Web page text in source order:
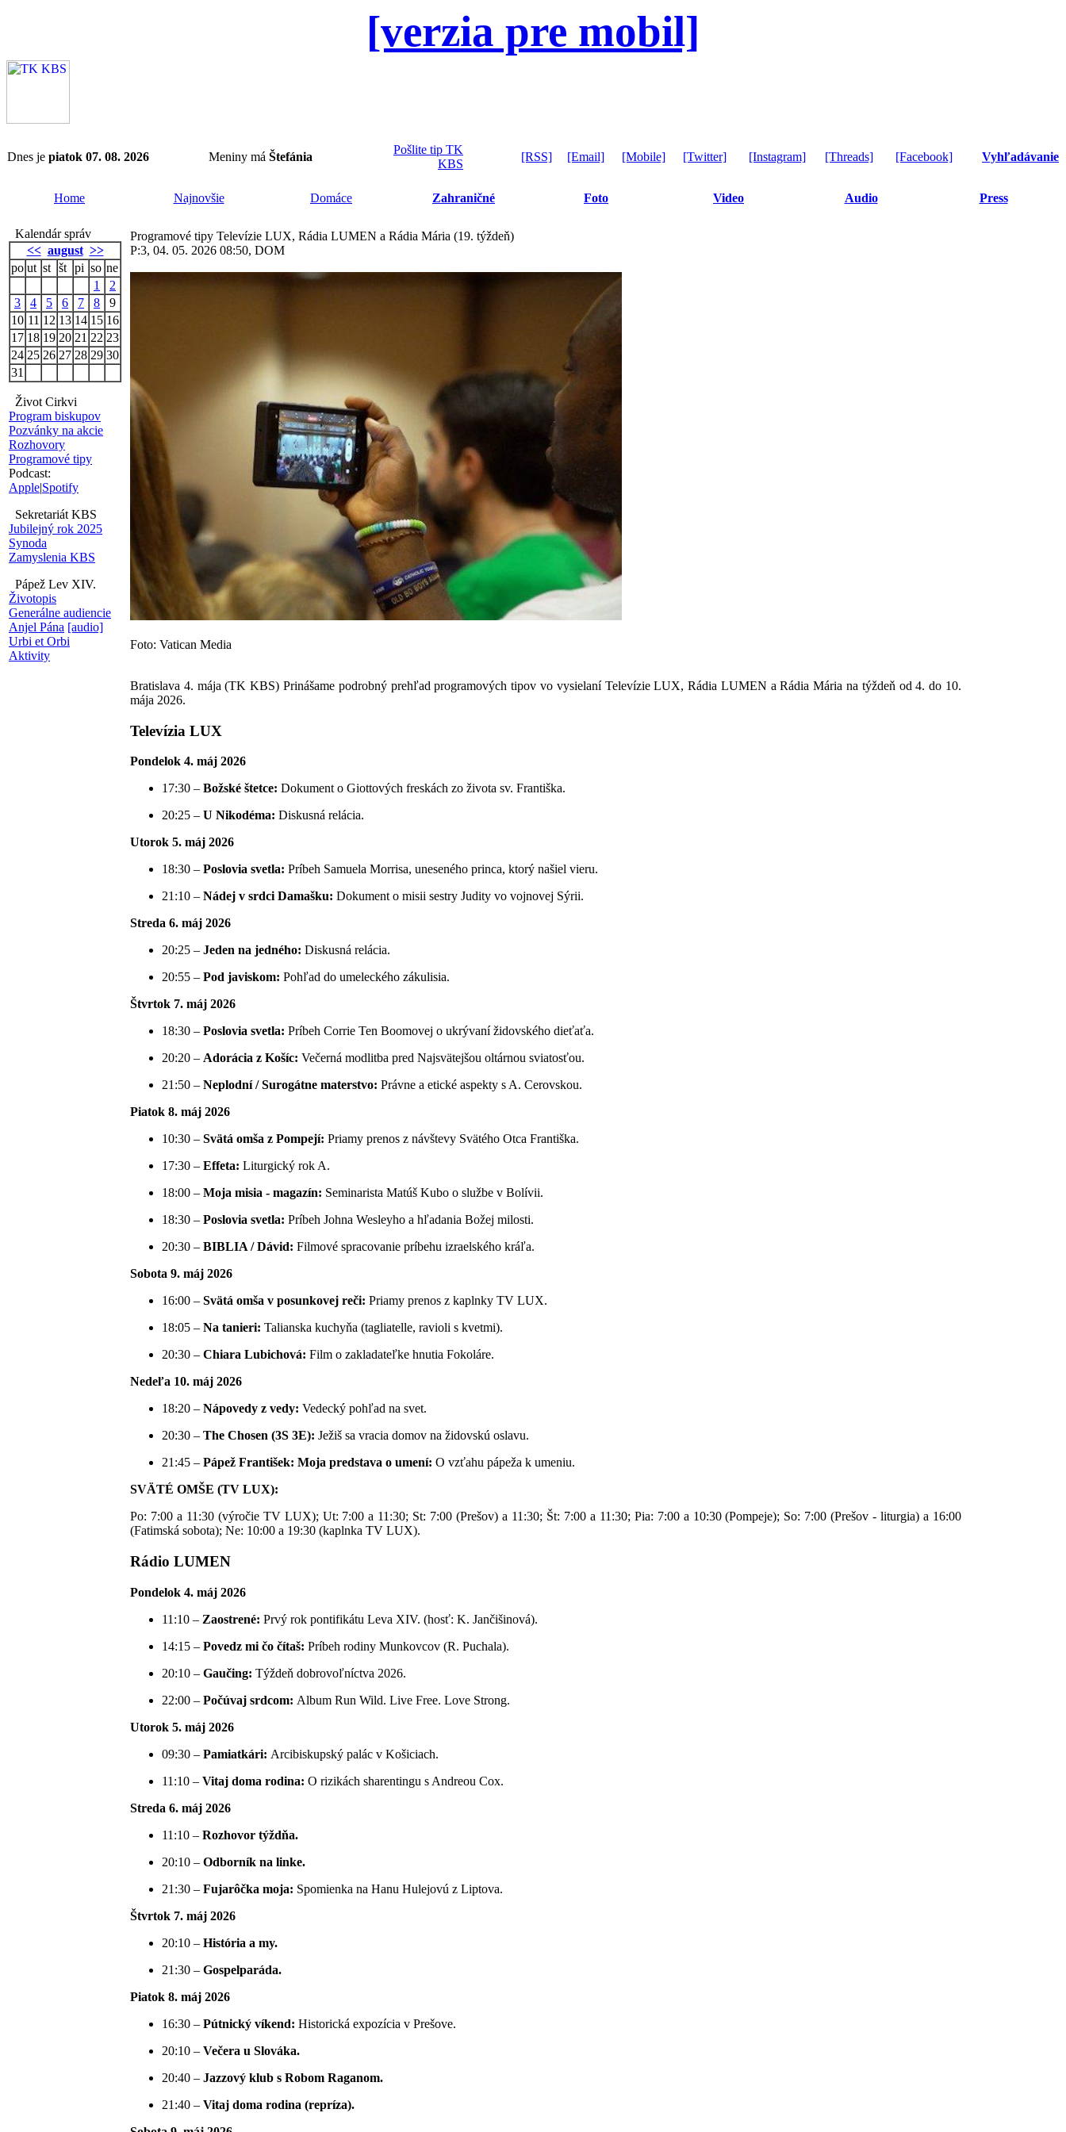
[verzia pre mobil]
Dnes je piatok 07. 08. 2026 Meniny má Štefánia
Pošlite tip TK
KBS
[RSS] [Email] [Mobile] [Twitter] [Instagram] [Threads] [Facebook] Vyhľadávanie
Home Najnovšie Domáce Zahraničné Foto Video Audio Press
Kalendár správ
<< august >>
po ut st št pi so ne
1
2
3
4 5 6 7 8
9
10 11 12 13 14 15 16
17 18 19 20 21 22 23
24 25 26 27 28 29 30
31
Život Cirkvi
Program biskupov
Pozvánky na akcie
Rozhovory
Programové tipy
Podcast:
Apple|Spotify
Sekretariát KBS
Jubilejný rok 2025
Synoda
Zamyslenia KBS
Pápež Lev XIV.
Životopis
Generálne audiencie
Anjel Pána [audio]
Urbi et Orbi
Aktivity
Programové tipy Televízie LUX, Rádia LUMEN a Rádia Mária (19. týždeň)
P:3, 04. 05. 2026 08:50, DOM
Foto: Vatican Media
Bratislava 4. mája (TK KBS) Prinášame podrobný prehľad programových tipov vo vysielaní Televízie LUX, Rádia LUMEN a Rádia Mária na týždeň od 4. do 10.
mája 2026.
Televízia LUX
Pondelok 4. máj 2026
17:30 – Božské štetce: Dokument o Giottových freskách zo života sv. Františka.
20:25 – U Nikodéma: Diskusná relácia.
Utorok 5. máj 2026
18:30 – Poslovia svetla: Príbeh Samuela Morrisa, uneseného princa, ktorý našiel vieru.
21:10 – Nádej v srdci Damašku: Dokument o misii sestry Judity vo vojnovej Sýrii.
Streda 6. máj 2026
20:25 – Jeden na jedného: Diskusná relácia.
20:55 – Pod javiskom: Pohľad do umeleckého zákulisia.
Štvrtok 7. máj 2026
18:30 – Poslovia svetla: Príbeh Corrie Ten Boomovej o ukrývaní židovského dieťaťa.
20:20 – Adorácia z Košíc: Večerná modlitba pred Najsvätejšou oltárnou sviatosťou.
21:50 – Neplodní / Surogátne materstvo: Právne a etické aspekty s A. Cerovskou.
Piatok 8. máj 2026
10:30 – Svätá omša z Pompejí: Priamy prenos z návštevy Svätého Otca Františka.
17:30 – Effeta: Liturgický rok A.
18:00 – Moja misia - magazín: Seminarista Matúš Kubo o službe v Bolívii.
18:30 – Poslovia svetla: Príbeh Johna Wesleyho a hľadania Božej milosti.
20:30 – BIBLIA / Dávid: Filmové spracovanie príbehu izraelského kráľa.
Sobota 9. máj 2026
16:00 – Svätá omša v posunkovej reči: Priamy prenos z kaplnky TV LUX.
18:05 – Na tanieri: Talianska kuchyňa (tagliatelle, ravioli s kvetmi).
20:30 – Chiara Lubichová: Film o zakladateľke hnutia Fokoláre.
Nedeľa 10. máj 2026
18:20 – Nápovedy z vedy: Vedecký pohľad na svet.
20:30 – The Chosen (3S 3E): Ježiš sa vracia domov na židovskú oslavu.
21:45 – Pápež František: Moja predstava o umení: O vzťahu pápeža k umeniu.
SVÄTÉ OMŠE (TV LUX):
Po: 7:00 a 11:30 (výročie TV LUX); Ut: 7:00 a 11:30; St: 7:00 (Prešov) a 11:30; Št: 7:00 a 11:30; Pia: 7:00 a 10:30 (Pompeje); So: 7:00 (Prešov - liturgia) a 16:00
(Fatimská sobota); Ne: 10:00 a 19:30 (kaplnka TV LUX).
Rádio LUMEN
Pondelok 4. máj 2026
11:10 – Zaostrené: Prvý rok pontifikátu Leva XIV. (hosť: K. Jančišinová).
14:15 – Povedz mi čo čítaš: Príbeh rodiny Munkovcov (R. Puchala).
20:10 – Gaučing: Týždeň dobrovoľníctva 2026.
22:00 – Počúvaj srdcom: Album Run Wild. Live Free. Love Strong.
Utorok 5. máj 2026
09:30 – Pamiatkári: Arcibiskupský palác v Košiciach.
11:10 – Vitaj doma rodina: O rizikách sharentingu s Andreou Cox.
Streda 6. máj 2026
11:10 – Rozhovor týždňa.
20:10 – Odborník na linke.
21:30 – Fujarôčka moja: Spomienka na Hanu Hulejovú z Liptova.
Štvrtok 7. máj 2026
20:10 – História a my.
21:30 – Gospelparáda.
Piatok 8. máj 2026
16:30 – Pútnický víkend: Historická expozícia v Prešove.
20:10 – Večera u Slováka.
20:40 – Jazzový klub s Robom Raganom.
21:40 – Vitaj doma rodina (repríza).